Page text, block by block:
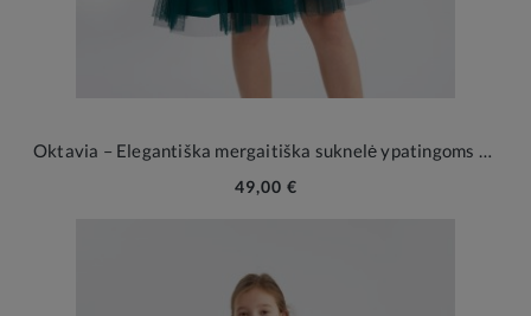
Oktavia – Elegantiška mergaitiška suknelė ypatingoms progoms
49,00 €